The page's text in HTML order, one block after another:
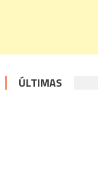
ÚLTIMAS